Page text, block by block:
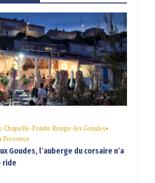
Chapelle-Pointe Rouge-les Goudes•
Provence
Goudes, l’auberge du corsaire n’a
ride